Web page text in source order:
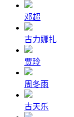
邓超
古力娜扎
贾玲
周冬雨
古天乐